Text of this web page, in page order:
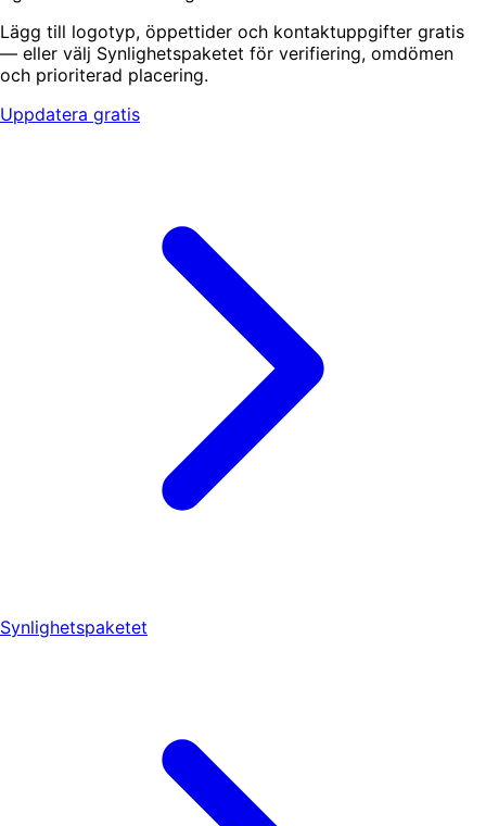
Lägg till logotyp, öppettider och kontaktuppgifter gratis
— eller välj Synlighetspaketet för verifiering, omdömen
och prioriterad placering.
Uppdatera gratis
Synlighetspaketet